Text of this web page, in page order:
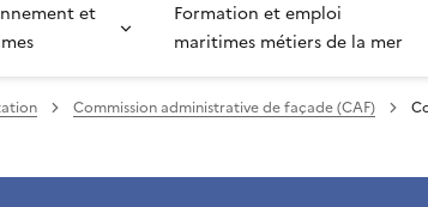
et
Formation et emploi
maritimes métiers de la mer
Commission administrative de façade (CAF)